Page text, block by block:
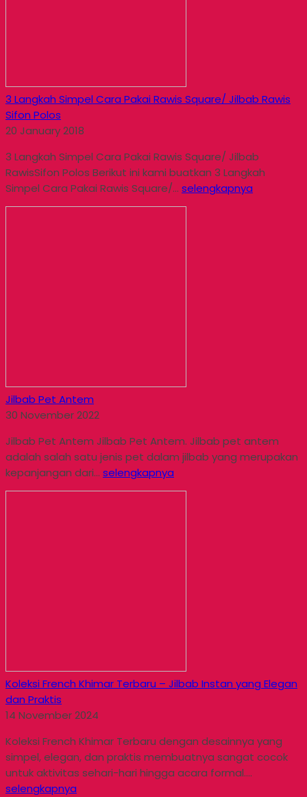
3 Langkah Simpel Cara Pakai Rawis Square/ Jilbab Rawis
Sifon Polos
20 January 2018
3 Langkah Simpel Cara Pakai Rawis Square/ Jilbab
RawisSifon Polos Berikut ini kami buatkan 3 Langkah
Simpel Cara Pakai Rawis Square/... selengkapnya
Jilbab Pet Antem
30 November 2022
Jilbab Pet Antem Jilbab Pet Antem. Jilbab pet antem
adalah salah satu jenis pet dalam jilbab yang merupakan
kepanjangan dari... selengkapnya
Koleksi French Khimar Terbaru – Jilbab Instan yang Elegan
dan Praktis
14 November 2024
Koleksi French Khimar Terbaru dengan desainnya yang
simpel, elegan, dan praktis membuatnya sangat cocok
untuk aktivitas sehari-hari hingga acara formal....
selengkapnya